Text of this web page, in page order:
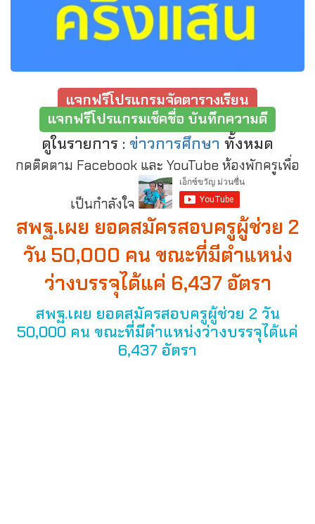
แจกฟรีโปรแกรมจัดตารางเรียน
แจกฟรีโปรแกรมเช็คชื่อ บันทึกความดี
ดูในรายการ : ข่าวการศึกษา ทั้งหมด
กดติดตาม Facebook และ YouTube ห้องพักครูเพื่อ
เป็นกำลังใจ
สพฐ.เผย ยอดสมัครสอบครูผู้ช่วย 2
วัน 50,000 คน ขณะที่มีตำแหน่ง
ว่างบรรจุได้แค่ 6,437 อัตรา
สพฐ.เผย ยอดสมัครสอบครูผู้ช่วย 2 วัน
50,000 คน ขณะที่มีตำแหน่งว่างบรรจุได้แค่
6,437 อัตรา